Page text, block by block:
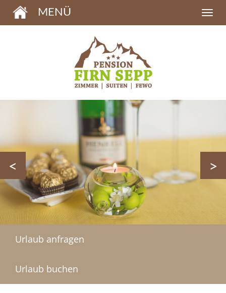
MENÜ
< >
Urlaub anfragen
Urlaub buchen